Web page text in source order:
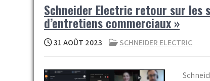
Schneider Electric retour sur les
d’entretiens commerciaux »
31 AOÛT 2023 SCHNEIDER ELECTRIC